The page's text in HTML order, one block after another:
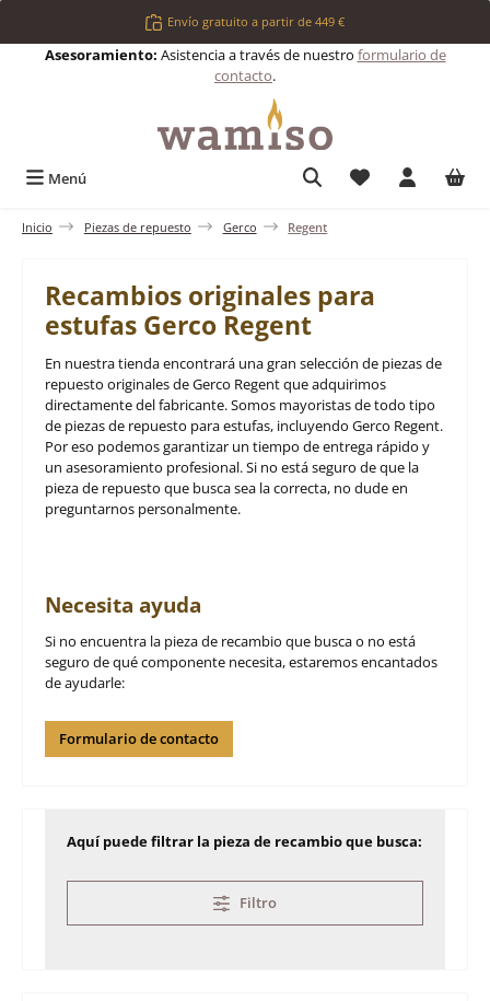
Saltar al contenido principalEnvío gratuito a partir de 449 €
Asesoramiento: Asistencia a través de nuestro formulario de
contacto.
Menú Tienes 0
Inicio Piezas de repuesto Gerco Regent
Recambios originales para
estufas Gerco Regent
En nuestra tienda encontrará una gran selección de piezas de
repuesto originales de Gerco Regent que adquirimos
directamente del fabricante. Somos mayoristas de todo tipo
de piezas de repuesto para estufas, incluyendo Gerco Regent.
Por eso podemos garantizar un tiempo de entrega rápido y
un asesoramiento profesional. Si no está seguro de que la
pieza de repuesto que busca sea la correcta, no dude en
preguntarnos personalmente.
Necesita ayuda
Si no encuentra la pieza de recambio que busca o no está
seguro de qué componente necesita, estaremos encantados
de ayudarle:
Formulario de contacto
Aquí puede filtrar la pieza de recambio que busca:
Filtro